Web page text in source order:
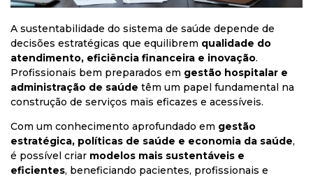
A sustentabilidade do sistema de saúde depende de
decisões estratégicas que equilibrem qualidade do
atendimento, eficiência financeira e inovação.
Profissionais bem preparados em gestão hospitalar e
administração de saúde têm um papel fundamental na
construção de serviços mais eficazes e acessíveis.
Com um conhecimento aprofundado em gestão
estratégica, políticas de saúde e economia da saúde,
é possível criar modelos mais sustentáveis e
eficientes, beneficiando pacientes, profissionais e